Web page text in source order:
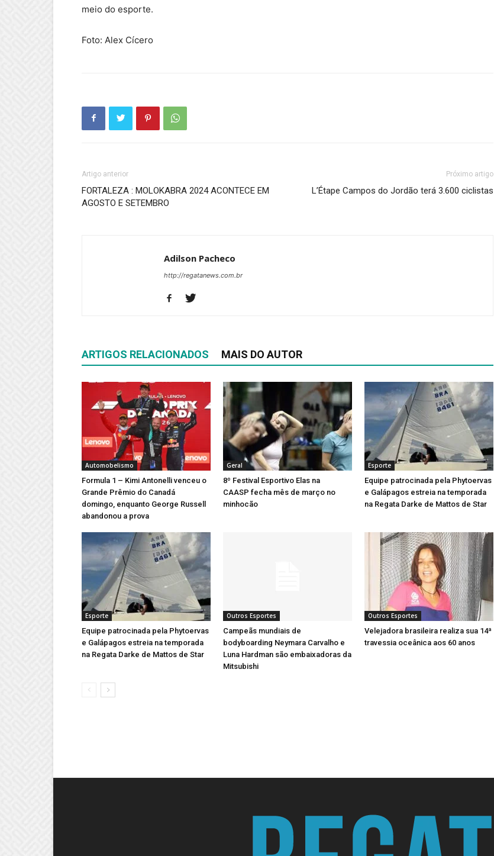
meio do esporte.
Foto: Alex Cícero
Artigo anterior
FORTALEZA : MOLOKABRA 2024 ACONTECE EM
AGOSTO E SETEMBRO
Próximo artigo
L’Étape Campos do Jordão terá 3.600 ciclistas
Adilson Pacheco
http://regatanews.com.br
ARTIGOS RELACIONADOS MAIS DO AUTOR
Automobelismo
Formula 1 – Kimi Antonelli venceu o
Grande Prêmio do Canadá
domingo, enquanto George Russell
abandonou a prova
Geral
8º Festival Esportivo Elas na
CAASP fecha mês de março no
minhocão
Esporte
Equipe patrocinada pela Phytoervas
e Galápagos estreia na temporada
na Regata Darke de Mattos de Star
Esporte
Equipe patrocinada pela Phytoervas
e Galápagos estreia na temporada
na Regata Darke de Mattos de Star
Outros Esportes
Campeãs mundiais de
bodyboarding Neymara Carvalho e
Luna Hardman são embaixadoras da
Mitsubishi
Outros Esportes
Velejadora brasileira realiza sua 14ª
travessia oceânica aos 60 anos